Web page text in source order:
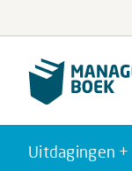
Uitdagingen